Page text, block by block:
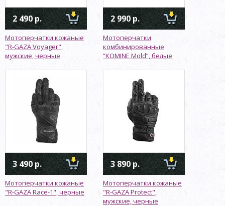
2 490 р.
Мотоперчатки кожаные
"R-GAZA Voyager",
мужские, черные
2 990 р.
Мотоперчатки
комбинированные
”KOMINE Mold”, белые
3 490 р.
Мотоперчатки кожаные
"R-GAZA Race-1", черные
3 890 р.
Мотоперчатки кожаные
"R-GAZA Protect",
мужские, черные